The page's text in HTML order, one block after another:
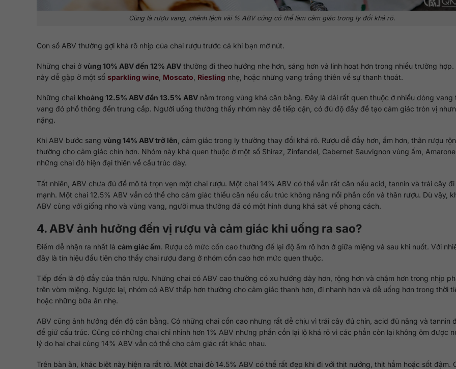
Cùng là rượu vang, chênh lệch vài % ABV cũng có thể làm cảm giác trong ly đổi khá rõ.
Con số ABV thường gợi khá rõ nhịp của chai rượu trước cả khi bạn mở nút.
Những chai ở vùng 10% ABV đến 12% ABV thường đi theo hướng nhẹ hơn, sáng hơn và linh hoạt hơn trong nhiều trường hợp.
này dễ gặp ở một số sparkling wine Moscato Riesling nhẹ, hoặc những vang trắng thiên về sự thanh thoát.
Những chai khoảng 12.5% ABV đến 13.5% ABV nằm trong vùng khá cân bằng. Đây là dải rất quen thuộc ở nhiều dòng vang
vang đỏ phổ thông đến trung cấp. Người uống thường thấy nhóm này dễ tiếp cận, có đủ độ đầy để tạo cảm giác tròn vị
nặng.
Khi ABV bước sang vùng 14% ABV trở lên , cảm giác trong ly thường thay đổi khá rõ. Rượu dễ đầy hơn, ấm hơn, thân rượu
thường cho cảm giác chín hơn. Nhóm này khá quen thuộc ở một số Shiraz, Zinfandel, Cabernet Sauvignon vùng ấm,
những chai đỏ hiện đại thiên về cấu trúc dày.
Tất nhiên, ABV chưa đủ để mô tả trọn vẹn một chai rượu. Một chai 14% ABV có thể vẫn rất cân nếu acid, tannin và trái cây
mạnh. Một chai 12.5% ABV vẫn có thể cho cảm giác thiếu cân nếu cấu trúc không nâng nổi phần cồn và thân rượu. Dù vậy,
ABV cùng với giống nho và vùng vang, người mua thường đã có một hình dung khá sát về phong cách.
4. ABV ảnh hưởng đến vị rượu và cảm giác khi uống ra sao?
Điểm dễ nhận ra nhất là cảm giác ấm. Rượu có mức cồn cao thường để lại độ ấm rõ hơn ở giữa miệng và sau khi nuốt. Với
đây là tín hiệu đầu tiên cho thấy chai rượu đang ở nhóm cồn cao hơn mức quen thuộc.
Tiếp đến là độ đầy của thân rượu. Những chai có ABV cao thường có xu hướng dày hơn, rộng hơn và chậm hơn trong nhịp
trên vòm miệng. Ngược lại, nhóm có ABV thấp hơn thường cho cảm giác thanh hơn, đi nhanh hơn và dễ uống hơn trong thời
hoặc những bữa ăn nhẹ.
ABV cũng ảnh hưởng đến độ cân bằng. Có những chai cồn cao nhưng rất dễ chịu vì trái cây đủ chín, acid đủ nâng và tannin
để giữ cấu trúc. Cũng có những chai chỉ nhỉnh hơn 1% ABV nhưng phần cồn lại lộ khá rõ vì các phần còn lại không ôm được
lý do hai chai cùng 14% ABV vẫn có thể cho cảm giác rất khác nhau.
Trên bàn ăn, khác biệt này hiện ra rất rõ. Một chai đỏ 14.5% ABV có thể rất đẹp khi đi với thịt nướng, thịt hầm hoặc sốt đậm.